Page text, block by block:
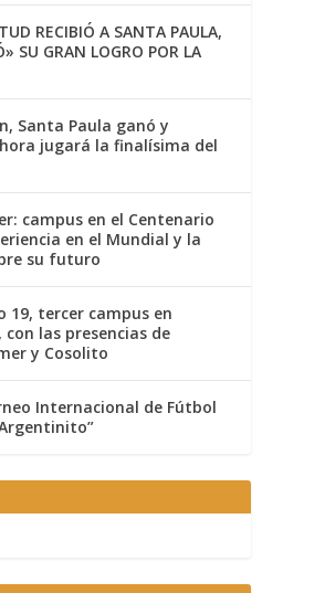
RECIBIÓ A SANTA PAULA,
SU GRAN LOGRO POR LA
Santa Paula ganó y
jugará la finalísima del
campus en el Centenario
en el Mundial y la
su futuro
19, tercer campus en
con las presencias de
y Cosolito
Internacional de Fútbol